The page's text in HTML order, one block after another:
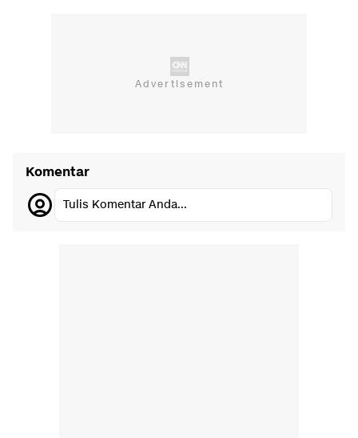
Komentar
Tulis Komentar Anda...